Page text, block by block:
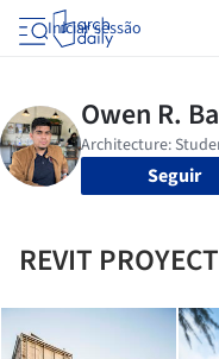
Iniciar sessão
Seguir
REVIT PROYECT